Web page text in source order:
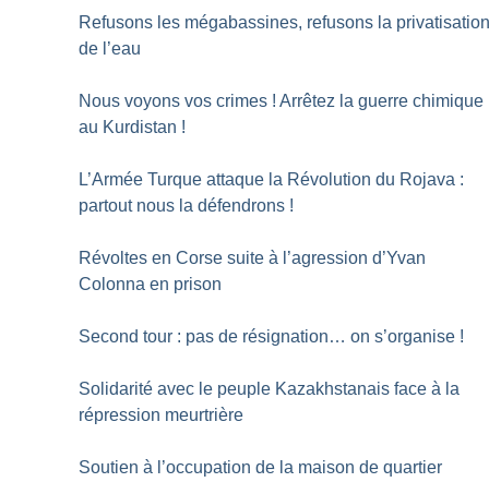
Refusons les mégabassines, refusons la
de l’eau
Nous voyons vos crimes ! Arrêtez la guerre chimique
au Kurdistan !
L’Armée Turque attaque la Révolution du Rojava :
partout nous la défendrons !
Révoltes en Corse suite à l’agression d’Yvan
Colonna en prison
Second tour : pas de résignation… on s’organise !
Solidarité avec le peuple Kazakhstanais face à la
répression meurtrière
Soutien à l’occupation de la maison de quartier